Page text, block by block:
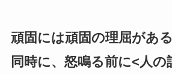
頑固には頑固の理屈があ
同時に、怒鳴る前に<人の